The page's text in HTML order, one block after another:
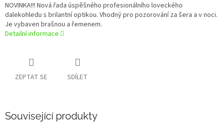
NOVINKA!!! Nová řada úspěšného profesionálního loveckého
dalekohledu s brilantní optikou. Vhodný pro pozorování za šera a v noci.
Je vybaven brašnou a řemenem.
Detailní informace
ZEPTAT SE SDÍLET
Související produkty